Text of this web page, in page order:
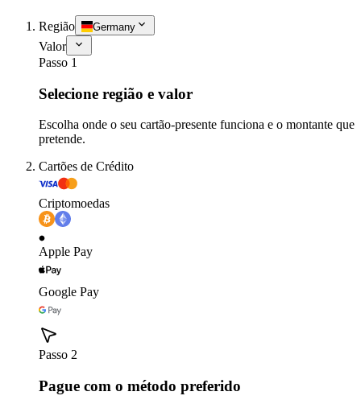
Região Germany
Valor
Passo 1
Selecione região e valor
Escolha onde o seu cartão-presente funciona e o montante que
pretende.
Cartões de Crédito
Criptomoedas
Apple Pay
Google Pay
Passo 2
Pague com o método preferido